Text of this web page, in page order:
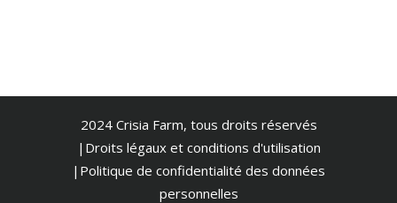
2024 Crisia Farm, tous droits réservés
|Droits légaux et conditions d'utilisation
| Politique de confidentialité des données
personnelles